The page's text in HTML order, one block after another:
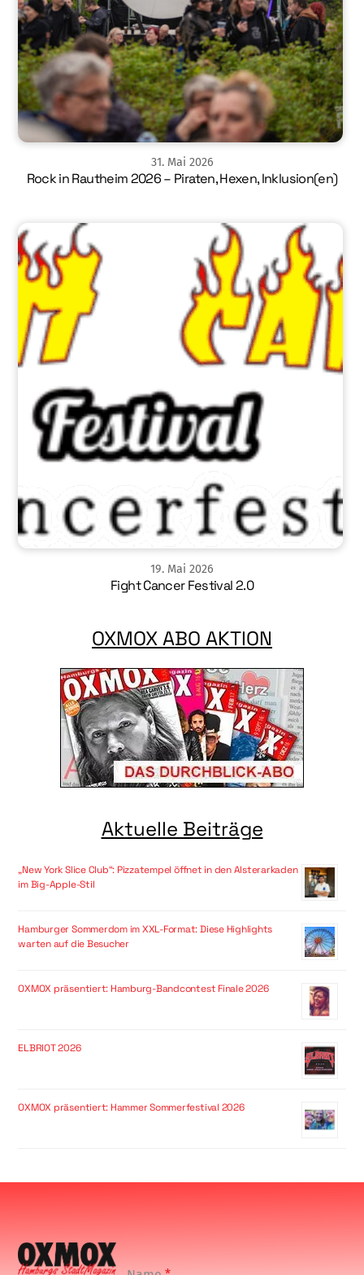
31. Mai 2026
Rock in Rautheim 2026 – Piraten, Hexen, Inklusion(en)
19. Mai 2026
Fight Cancer Festival 2.0
OXMOX ABO AKTION
Aktuelle Beiträge
„New York Slice Club“: Pizzatempel öffnet in den Alsterarkaden
im Big-Apple-Stil
Hamburger Sommerdom im XXL-Format: Diese Highlights
warten auf die Besucher
OXMOX präsentiert: Hamburg-Bandcontest Finale 2026
ELBRIOT 2026
OXMOX präsentiert: Hammer Sommerfestival 2026